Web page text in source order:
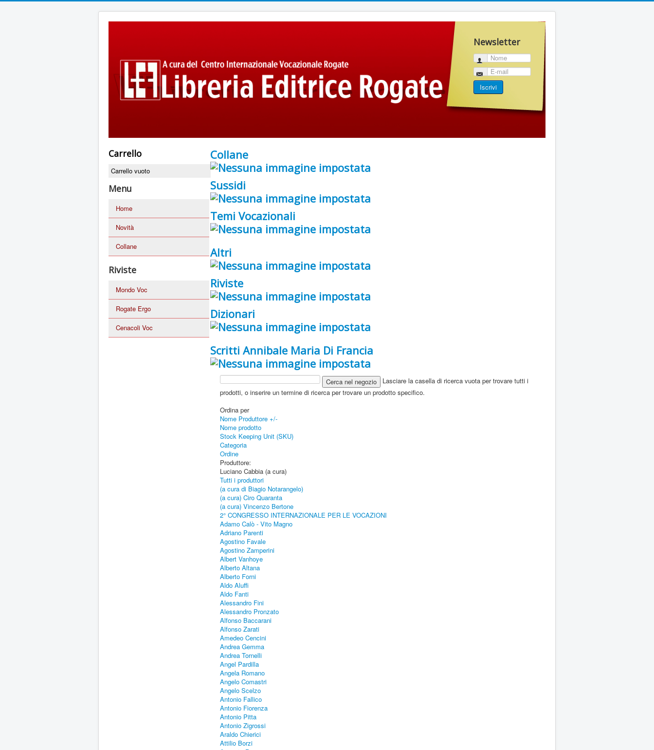
Newsletter
Nome
E-mail
Iscrivi
Carrello
Carrello vuoto
Menu
Home
Novità
Collane
Riviste
Mondo Voc
Rogate Ergo
Cenacoli Voc
Collane
Sussidi
Temi Vocazionali
Altri
Riviste
Dizionari
Scritti Annibale Maria Di Francia
Lasciare la casella di ricerca vuota per trovare tutti i
prodotti, o inserire un termine di ricerca per trovare un prodotto specifico.
Ordina per
Nome Produttore +/-
Nome prodotto
Stock Keeping Unit (SKU)
Categoria
Ordine
Produttore:
Luciano Cabbia (a cura)
Tutti i produttori
(a cura di Biagio Notarangelo)
(a cura) Ciro Quaranta
(a cura) Vincenzo Bertone
2° CONGRESSO INTERNAZIONALE PER LE VOCAZIONI
Adamo Calò - Vito Magno
Adriano Parenti
Agostino Favale
Agostino Zamperini
Albert Vanhoye
Alberto Altana
Alberto Forni
Aldo Aluffi
Aldo Fanti
Alessandro Fini
Alessandro Pronzato
Alfonso Baccarani
Alfonso Zarati
Amedeo Cencini
Andrea Gemma
Andrea Tornelli
Angel Pardilla
Angela Romano
Angelo Comastri
Angelo Scelzo
Antonio Fallico
Antonio Fiorenza
Antonio Pitta
Antonio Zigrossi
Araldo Chierici
Attilio Borzi